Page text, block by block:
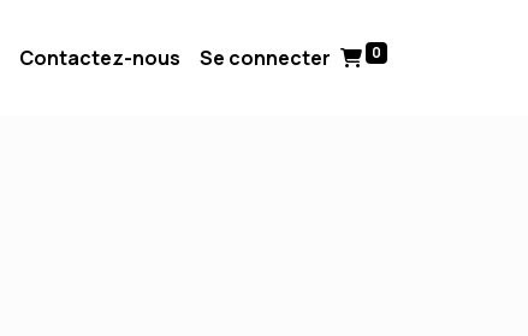
Contactez-nous Se connecter 0